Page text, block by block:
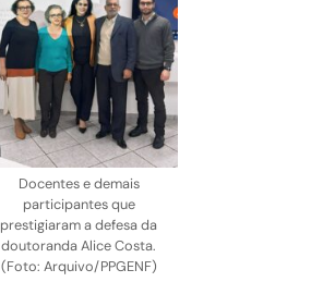
Docentes e demais
participantes que
prestigiaram a defesa da
doutoranda Alice Costa.
(Foto: Arquivo/PPGENF)